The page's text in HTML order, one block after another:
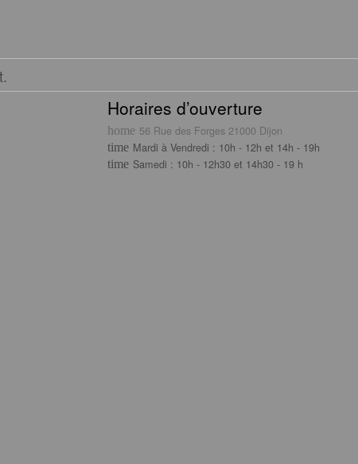
Horaires d’ouverture
56 Rue des Forges 21000 Dijon
Mardi à Vendredi : 10h - 12h et 14h - 19h
Samedi : 10h - 12h30 et 14h30 - 19 h